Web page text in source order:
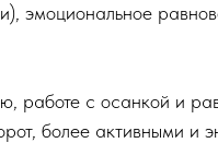
эмоциональное
работе с осанкой и
более активными и